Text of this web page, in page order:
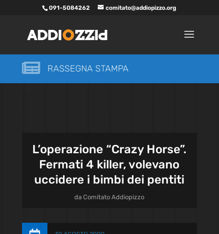
091-5084262 comitato@addiopizzo.org
 RASSEGNA STAMPA
L’operazione “Crazy Horse”.
Fermati 4 killer, volevano
uccidere i bimbi dei pentiti
daComitato Addiopizzo